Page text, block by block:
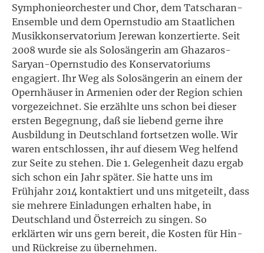
Symphonieorchester und Chor, dem Tatscharan-
Ensemble und dem Opernstudio am Staatlichen
Musikkonservatorium Jerewan konzertierte. Seit
2008 wurde sie als Solosängerin am Ghazaros-
Saryan-Opernstudio des Konservatoriums
engagiert. Ihr Weg als Solosängerin an einem der
Opernhäuser in Armenien oder der Region schien
vorgezeichnet. Sie erzählte uns schon bei dieser
ersten Begegnung, daß sie liebend gerne ihre
Ausbildung in Deutschland fortsetzen wolle. Wir
waren entschlossen, ihr auf diesem Weg helfend
zur Seite zu stehen. Die 1. Gelegenheit dazu ergab
sich schon ein Jahr später. Sie hatte uns im
Frühjahr 2014 kontaktiert und uns mitgeteilt, dass
sie mehrere Einladungen erhalten habe, in
Deutschland und Österreich zu singen. So
erklärten wir uns gern bereit, die Kosten für Hin-
und Rückreise zu übernehmen.